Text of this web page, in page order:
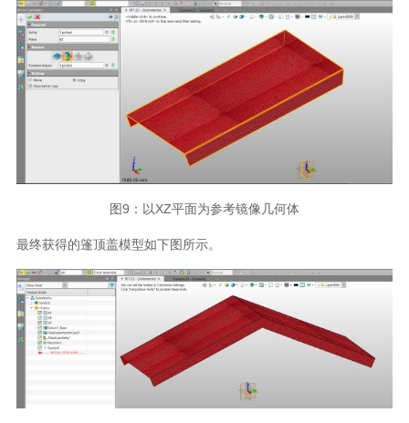
图9 ：以XZ平面为参考镜像几何体
最终获得的篷顶盖模型如下图所示。